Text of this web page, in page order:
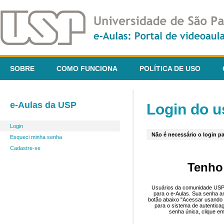
SOBRE COMO FUNCIONA POLÍTICA DE USO
e-Aulas da USP
Login
Esqueci minha senha
Cadastre-se
Login do
Não é necessário o login
Usuários da comunidade
para o e-Aulas. Sua senha
botão abaixo "Acessar
para o sistema de
senha única, clique